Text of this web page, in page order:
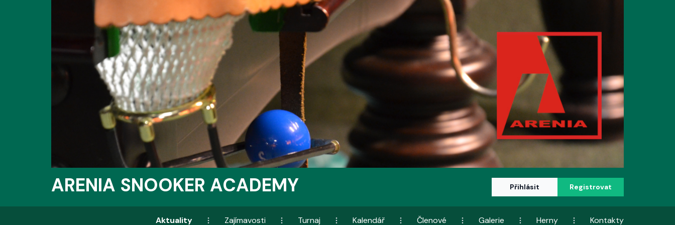
ARENIA SNOOKER ACADEMY Přihlásit Registrovat
Aktuality Zajímavosti Turnaj Kalendář Členové Galerie Herny Kontakty